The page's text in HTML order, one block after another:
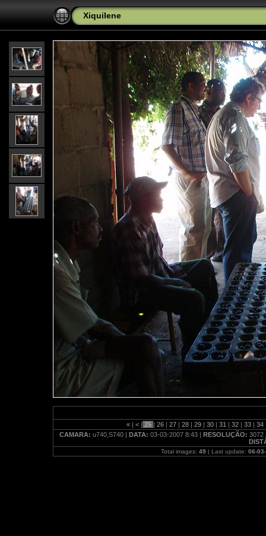
Xiquilene
«| <| 25 | 26 | 27 | 28 | 29 | 30 | 31 | 32 | 33 | 34
CAMARA: u740,S740 | DATA: 03-03-2007 8:43 | RESOLUÇÃO: 3072
Total images: 49 | Last update: 06-